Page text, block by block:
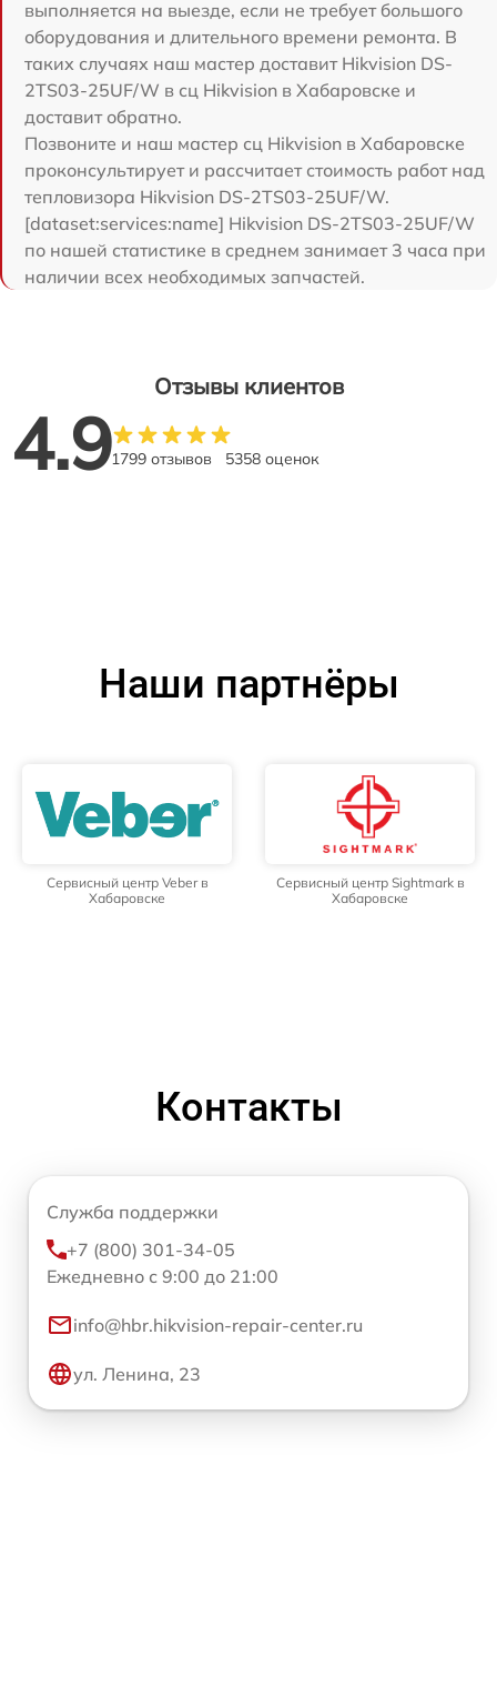
выполняется на выезде, если не требует большого
оборудования и длительного времени ремонта. В
таких случаях наш мастер доставит Hikvision DS-
2TS03-25UF/W в сц Hikvision в Хабаровске и
доставит обратно.
Позвоните и наш мастер сц Hikvision в Хабаровске
проконсультирует и рассчитает стоимость работ над
тепловизора Hikvision DS-2TS03-25UF/W.
[dataset:services:name] Hikvision DS-2TS03-25UF/W
по нашей статистике в среднем занимает 3 часа при
наличии всех необходимых запчастей.
Отзывы клиентов
4.91799 отзывов 5358 оценок
Наши партнёры
Сервисный центр Veber в
Хабаровске
Сервисный центр Sightmark в
Хабаровске
Контакты
Служба поддержки
+7 (800) 301-34-05
Ежедневно с 9:00 до 21:00
info@hbr.hikvision-repair-center.ru
ул. Ленина, 23